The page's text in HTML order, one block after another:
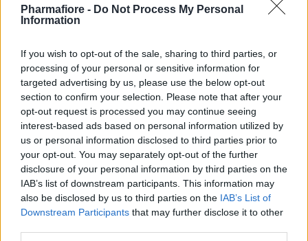
Pharmafiore - Do Not Process My Personal
Information
If you wish to opt-out of the sale, sharing to third parties, or
processing of your personal or sensitive information for
targeted advertising by us, please use the below opt-out
section to confirm your selection. Please note that after your
opt-out request is processed you may continue seeing
interest-based ads based on personal information utilized by
us or personal information disclosed to third parties prior to
your opt-out. You may separately opt-out of the further
disclosure of your personal information by third parties on the
IAB’s list of downstream participants. This information may
also be disclosed by us to third parties on the IAB’s List of
Downstream Participants that may further disclose it to other
ago insulina
siringa insulina 1 ml
Siringhe MONOUSO
Potrebbero piacerti anche